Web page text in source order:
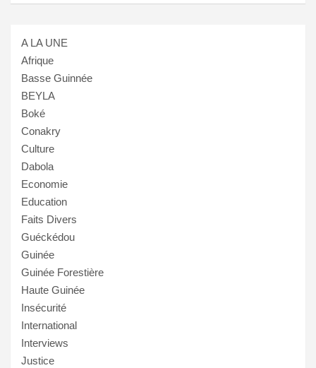
A LA UNE
Afrique
Basse Guinnée
BEYLA
Boké
Conakry
Culture
Dabola
Economie
Education
Faits Divers
Guéckédou
Guinée
Guinée Forestière
Haute Guinée
Insécurité
International
Interviews
Justice